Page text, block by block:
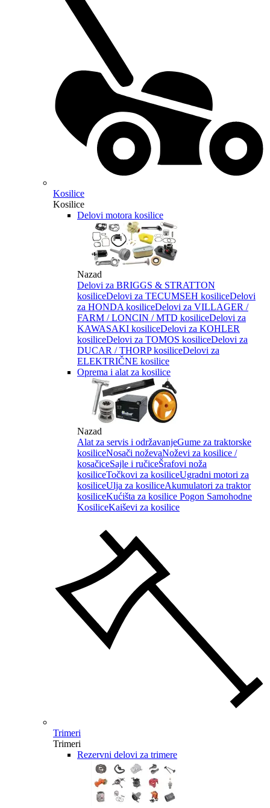
Kosilice
Kosilice
Delovi motora kosilice
Nazad
Delovi za BRIGGS & STRATTON
kosiliceDelovi za TECUMSEH kosiliceDelovi
za HONDA kosiliceDelovi za VILLAGER /
FARM / LONCIN / MTD kosiliceDelovi za
KAWASAKI kosiliceDelovi za KOHLER
kosiliceDelovi za TOMOS kosiliceDelovi za
DUCAR / THORP kosiliceDelovi za
ELEKTRIČNE kosilice
Oprema i alat za kosilice
Nazad
Alat za servis i održavanjeGume za traktorske
kosiliceNosači noževaNoževi za kosilice /
kosačiceSajle i ručiceŠrafovi noža
kosiliceTočkovi za kosiliceUgradni motori za
kosiliceUlja za kosiliceAkumulatori za traktor
kosiliceKućišta za kosilice Pogon Samohodne
KosiliceKaiševi za kosilice
Trimeri
Trimeri
Rezervni delovi za trimere